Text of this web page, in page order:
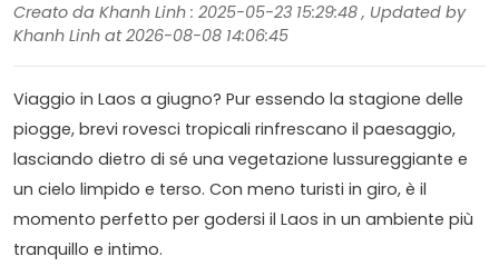
Creato da Khanh Linh : 2025-05-23 15:29:48 , Updated by
Khanh Linh at 2026-08-08 14:06:45
Viaggio in Laos a giugno? Pur essendo la stagione delle
piogge, brevi rovesci tropicali rinfrescano il paesaggio,
lasciando dietro di sé una vegetazione lussureggiante e
un cielo limpido e terso. Con meno turisti in giro, è il
momento perfetto per godersi il Laos in un ambiente più
tranquillo e intimo.